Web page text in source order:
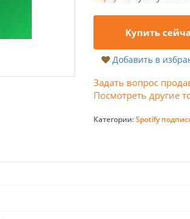
Купить
Добавить в
Задать вопрос
Посмотреть другие
Категории:Spotify